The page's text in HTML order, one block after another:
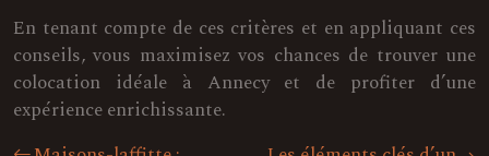
En tenant compte de ces critères et en appliquant ces
conseils, vous maximisez vos chances de trouver une
colocation idéale à Annecy et de profiter d’une
expérience enrichissante.